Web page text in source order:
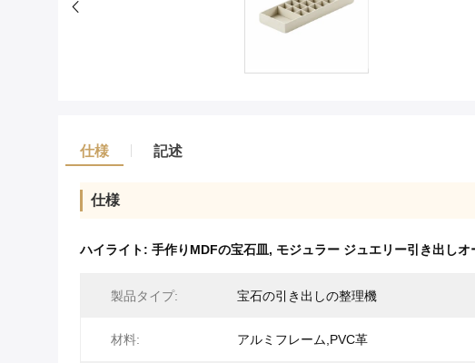
仕様 記述
仕様
ハイライト: 手作りMDFの宝石皿, モジュラー ジュエリー引き出しオ
製品タイプ: 宝石の引き出しの整理機
材料: アルミフレーム,PVC革